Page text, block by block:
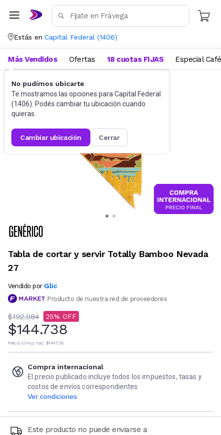
Estás en Capital Federal (1406)
No pudimos ubicarte
Te mostramos las opciones para Capital Federal
(1406). Podés cambiar tu ubicación cuando
quieras.
cambiar ubicación cerrar
Más Vendidos Ofertas 18 cuotas FIJAS Especial Café
Utensilios de cocina
Tabla de cortar y servir Totally Bamboo Nevada
27
Vendido por Glic
Producto de nuestra red de proveedores
$192.984 25
$144.738
Precio s/imp. nac. $144.738
Compra internacional
El precio publicado incluye todos los impuestos, tasas y
costos de envíos correspondientes
Ver condiciones
Este producto no puede enviarse a